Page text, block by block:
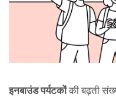
इनबाउंड पर्यटकोंकी बढ़ती